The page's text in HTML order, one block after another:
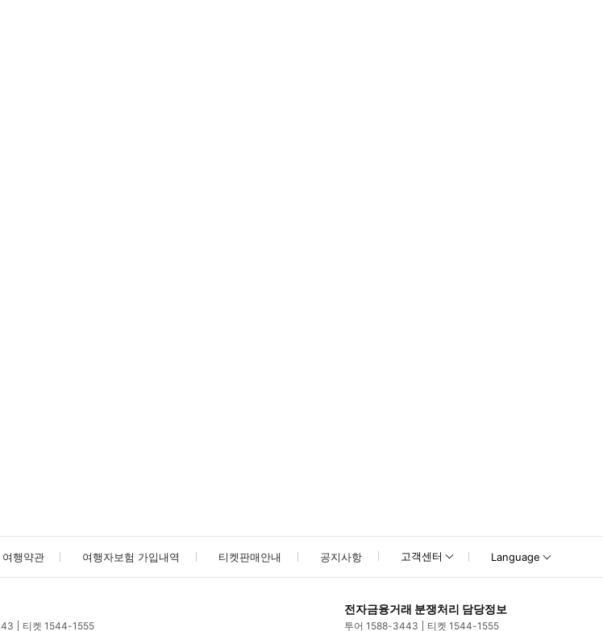
화하면 환불이 불가능합니다. 앱을 통해 패스를 활성화하거나 정보 센터를 방문하여 활성화하고 실물 카드를 받을 수 있
여행약관 여행자보험 가입내역 티켓판매안내 공지사항 고객센터 Language
티켓 1544-1555
전자금융거래 분쟁처리 담당정보
투어 1588-3443 티켓 1544-1555